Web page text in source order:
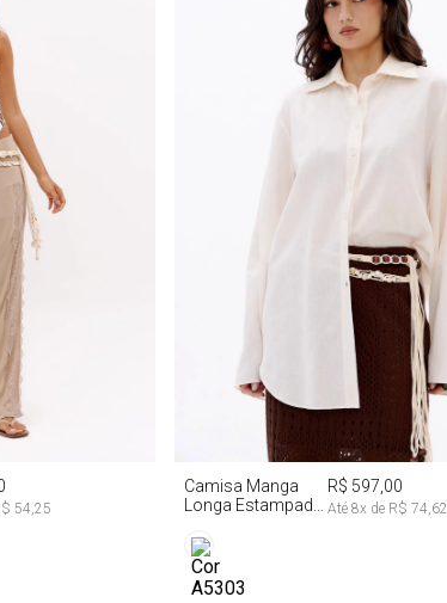
54,25
G
Camisa Manga
Longa Estampada
R$ 597,00
Até 8x de R$ 74,62